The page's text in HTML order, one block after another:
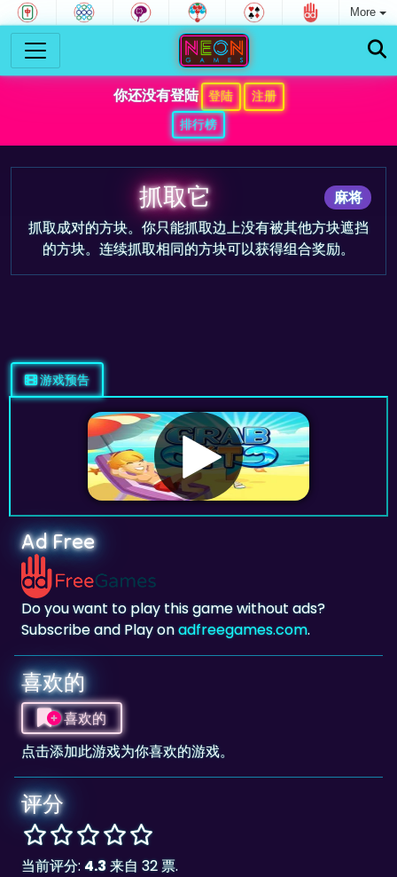
More
你还没有登陆 登陆
注册
排行榜
麻将
抓取它
抓取成对的方块。你只能抓取边上没有被其他方块遮挡
的方块。连续抓取相同的方块可以获得组合奖励。
游戏预告
Ad Free
Do you want to play this game without ads?
Subscribe and Play onadfreegames.com.
喜欢的
喜欢的
点击添加此游戏为你喜欢的游戏。
评分
当前评分:4.3来自 32 票.